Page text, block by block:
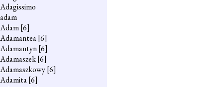
Adagissimo
adam
Adam[6]
Adamantea[6]
Adamantyn[6]
Adamaszek[6]
Adamaszkowy[6]
Adamita[6]